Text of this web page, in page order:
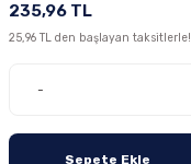
235,96 TL
25,96 TL den başlayan taksitlerle!
-
Sepete Ekle